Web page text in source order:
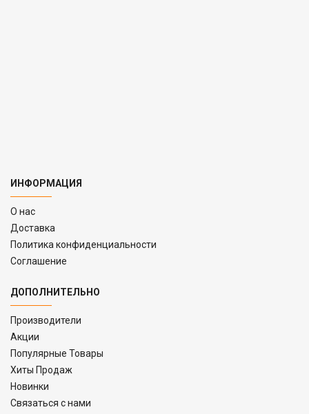
ИНФОРМАЦИЯ
O нас
Доставка
Политика конфиденциальности
Соглашение
ДОПОЛНИТЕЛЬНО
Производители
Акции
Популярные Товары
Хиты Продаж
Новинки
Связаться с нами